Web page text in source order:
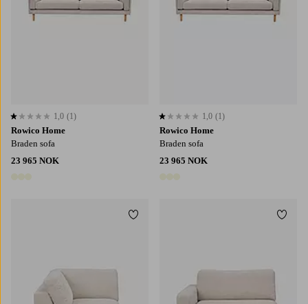
Rowico Home
Braden sofa
23 965 NOK
1,0 basert på 1 karaktergivninger
1,0 (1)
Rowico Home
Braden sofa
23 965 NOK
1,0 basert på 1 karaktergivninger
1,0 (1)
Legg til favoritter